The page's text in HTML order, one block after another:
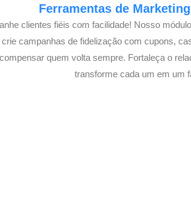
Ferramentas de
clientes fiéis com facilidade! Nosso
crie campanhas de fidelização com cupons,
quem volta sempre. Fortaleça o
transforme cada um em um